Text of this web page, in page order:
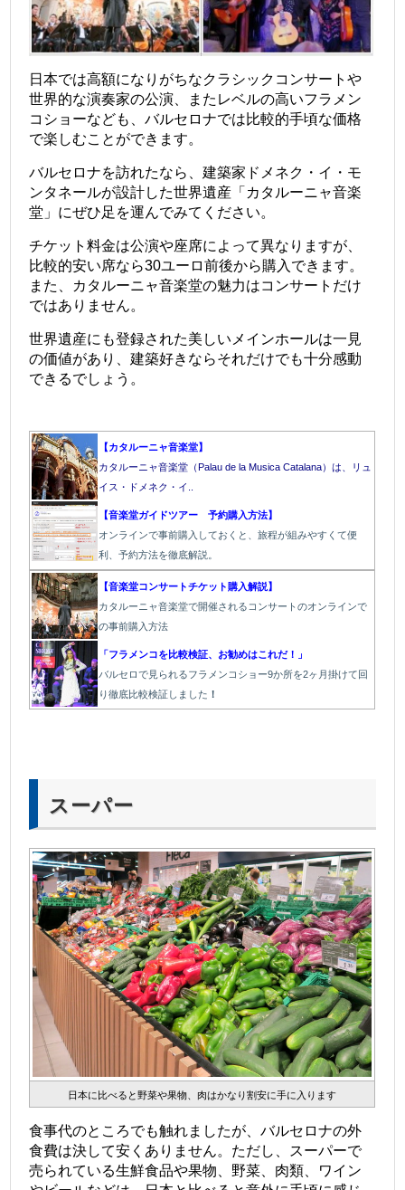
日本では高額になりがちなクラシックコンサートや
世界的な演奏家の公演、またレベルの高いフラメン
コショーなども、バルセロナでは比較的手頃な価格
で楽しむことができます。
バルセロナを訪れたなら、建築家ドメネク・イ・モ
ンタネールが設計した世界遺産「カタルーニャ音楽
堂」にぜひ足を運んでみてください。
チケット料金は公演や座席によって異なりますが、
比較的安い席なら30ユーロ前後から購入できます。
また、カタルーニャ音楽堂の魅力はコンサートだけ
ではありません。
世界遺産にも登録された美しいメインホールは一見
の価値があり、建築好きならそれだけでも十分感動
できるでしょう。
【カタルーニャ音楽堂】
カタルーニャ音楽堂（Palau de la Musica Catalana）は、リュ
イス・ドメネク・イ..
【音楽堂ガイドツアー 予約購入方法】
オンラインで事前購入しておくと、旅程が組みやすくて便
利、予約方法を徹底解説。
【音楽堂コンサートチケット購入解説】
カタルーニャ音楽堂で開催されるコンサートのオンラインで
の事前購入方法
「フラメンコを比較検証、お勧めはこれだ！」
バルセロで見られるフラメンコショー9か所を2ヶ月掛けて回
り徹底比較検証しました ！
スーパー
日本に比べると野菜や果物、肉はかなり割安に手に入ります
食事代のところでも触れましたが、バルセロナの外
食費は決して安くありません。ただし、スーパーで
売られている生鮮食品や果物、野菜、肉類、ワイン